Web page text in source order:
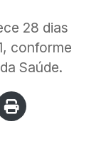
28 dias
conforme
Saúde.